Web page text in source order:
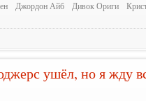
Джордон Айб Дивок Ориги
ушёл, но я жду